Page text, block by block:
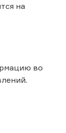
на
во